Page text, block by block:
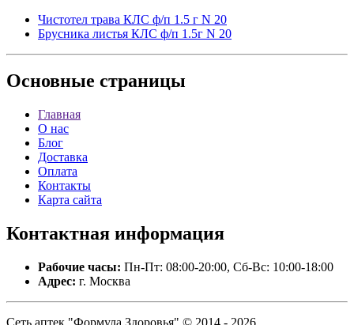
Чистотел трава КЛС ф/п 1.5 г N 20
Брусника листья КЛС ф/п 1.5г N 20
Основные страницы
Главная
О нас
Блог
Доставка
Оплата
Контакты
Карта сайта
Контактная информация
Рабочие часы: Пн-Пт: 08:00-20:00, Сб-Вс: 10:00-18:00
Адрес: г. Москва